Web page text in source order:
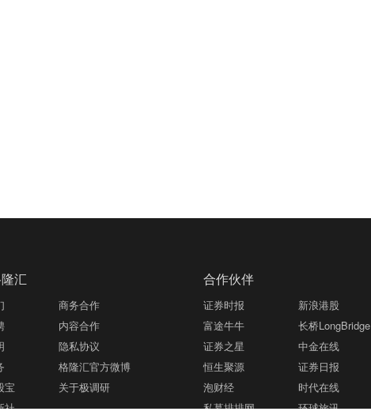
汇
商务合作
内容合作
隐私协议
格隆汇官方微博
宝
关于极调研
社
合作伙伴
证券时报 新浪港股
富途牛牛
长桥LongBridge
证券之星
中金在线
恒生聚源
证券日报
泡财经
时代在线
私募排排网
环球旅讯